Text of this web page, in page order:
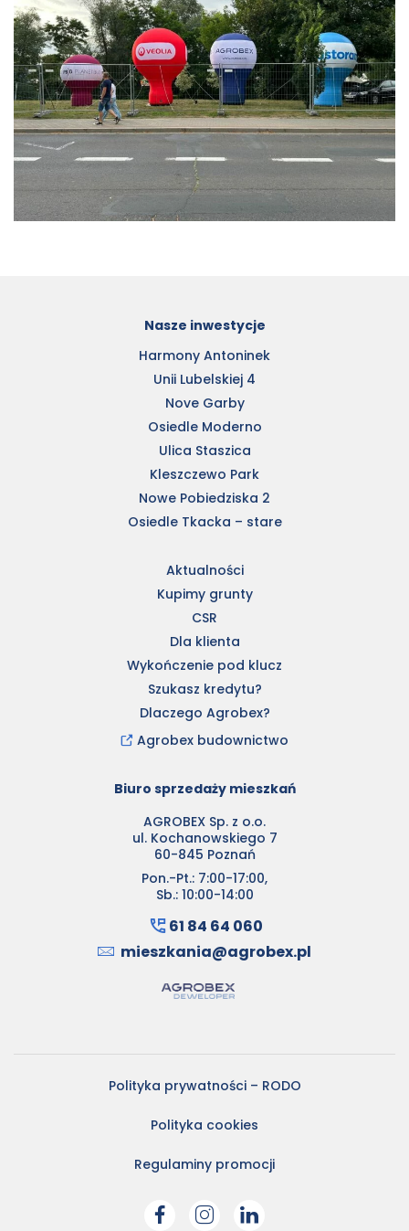
Nasze inwestycje
Harmony Antoninek
Unii Lubelskiej 4
Nove Garby
Osiedle Moderno
Ulica Staszica
Kleszczewo Park
Nowe Pobiedziska 2
Osiedle Tkacka – stare
Aktualności
Kupimy grunty
CSR
Dla klienta
Wykończenie pod klucz
Szukasz kredytu?
Dlaczego Agrobex?
Agrobex budownictwo
Biuro sprzedaży mieszkań
AGROBEX Sp. z o.o.
ul. Kochanowskiego 7
60-845 Poznań
Pon.-Pt.: 7:00-17:00,
Sb.: 10:00-14:00
61 84 64 060
mieszkania@agrobex.pl
Polityka prywatności – RODO
Polityka cookies
Regulaminy promocji